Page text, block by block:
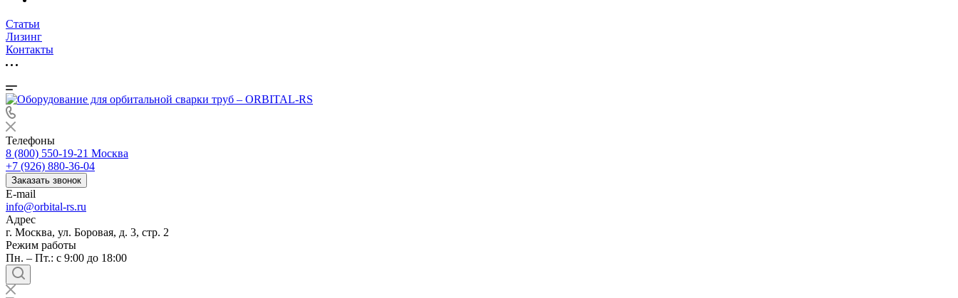
Статьи
Лизинг
Контакты
Телефоны
8 (800) 550-19-21 Москва
+7 (926) 880-36-04
Заказать звонок
E-mail
info@orbital-rs.ru
Адрес
г. Москва, ул. Боровая, д. 3, стр. 2
Режим работы
Пн. – Пт.: с 9:00 до 18:00